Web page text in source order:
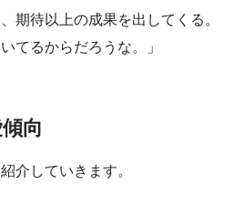
期待以上の成果を出してくる。
てるからだろうな。」
向
介していきます。